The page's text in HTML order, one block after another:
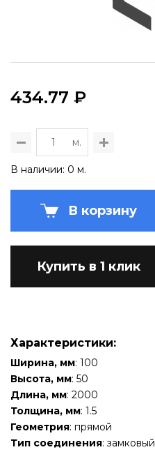
434.77 ₽
м.
В наличии: 0 м.
В корзину
Купить в 1 клик
Характеристики:
Ширина, мм: 100
Высота, мм: 50
Длина, мм: 2000
Толщина, мм: 1.5
Геометрия: прямой
Тип соединения: замковый